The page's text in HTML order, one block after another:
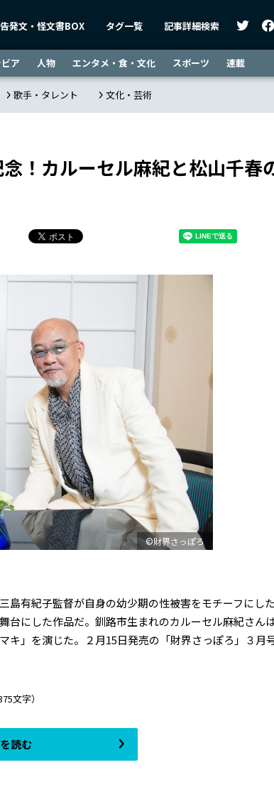
告発文・怪文書BOX タグ一覧 記事詳細検索
ア 人物 エンタメ・食・文化 スポーツ 連載
歌手・タレント 文化・芸術
！カルーセル麻紀と松山千春
©財界さっぽろ
有紀子監督が自身の幼少期の性被害をモチーフにし
にした作品だ。釧路市生まれのカルーセル麻紀さん
」を演じた。２月15日発売の「財界さっぽろ」３月
文字）
読む